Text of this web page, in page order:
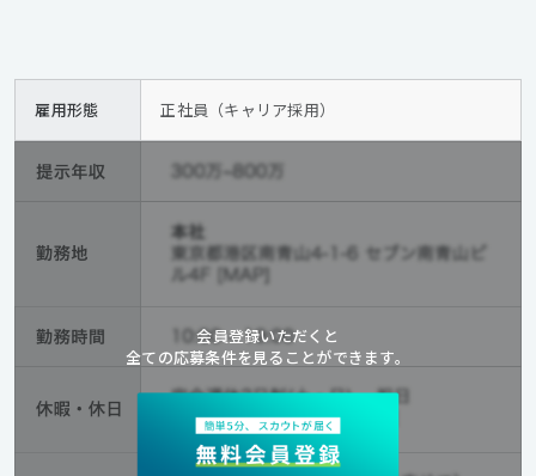
雇用形態 正社員（キャリア採用）
会員登録いただくと
全ての応募条件を見ることができます。